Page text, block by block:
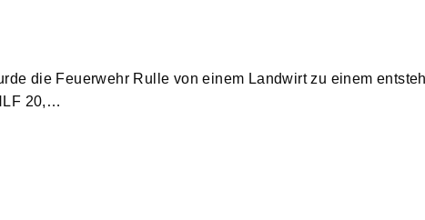
die Feuerwehr Rulle von einem Landwirt zu einem
20,…